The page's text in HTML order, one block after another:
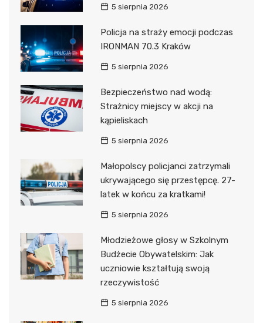
5 sierpnia 2026
Policja na straży emocji podczas
IRONMAN 70.3 Kraków
5 sierpnia 2026
Bezpieczeństwo nad wodą:
Strażnicy miejscy w akcji na
kąpieliskach
5 sierpnia 2026
Małopolscy policjanci zatrzymali
ukrywającego się przestępcę. 27-
latek w końcu za kratkami!
5 sierpnia 2026
Młodzieżowe głosy w Szkolnym
Budżecie Obywatelskim: Jak
uczniowie kształtują swoją
rzeczywistość
5 sierpnia 2026